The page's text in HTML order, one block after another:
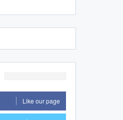
Like our page